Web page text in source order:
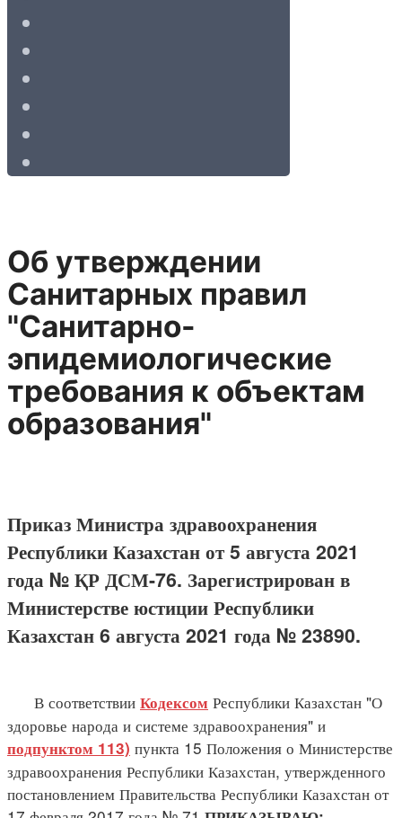
Об утверждении
Санитарных правил
"Санитарно-
эпидемиологические
требования к объектам
образования"
Приказ Министра здравоохранения
Республики Казахстан от 5 августа 2021
года № ҚР ДСМ-76. Зарегистрирован в
Министерстве юстиции Республики
Казахстан 6 августа 2021 года № 23890.
В соответствии Кодексом Республики Казахстан "О
здоровье народа и системе здравоохранения" и
подпунктом 113) пункта 15 Положения о Министерстве
здравоохранения Республики Казахстан, утвержденного
постановлением Правительства Республики Казахстан от